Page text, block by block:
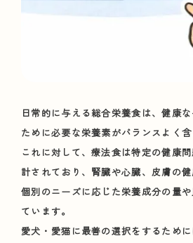
日常的に与える総合栄養食は、健康
ために必要な栄養素がバランスよく含
これに対して、療法食は特定の健康
計されており、腎臓や心臓、皮膚の健
個別のニーズに応じた栄養成分の量
ています。
愛犬・愛猫に最善の選択をするため